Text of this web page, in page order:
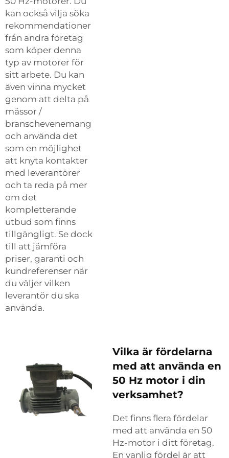
kan också vilja söka
rekommendationer
från andra företag
som köper denna
typ av motorer för
sitt arbete. Du kan
även vinna mycket
genom att delta på
mässor /
branschevenemang
och använda det
som en möjlighet
att knyta kontakter
med leverantörer
och ta reda på mer
om det
kompletterande
utbud som finns
tillgängligt. Se dock
till att jämföra
priser, garanti och
kundreferenser när
du väljer vilken
leverantör du ska
använda.
Vilka är fördelarna
med att använda en
50 Hz motor i din
verksamhet?
Det finns flera fördelar
med att använda en 50
Hz-motor i ditt företag.
En vanlig fördel är att